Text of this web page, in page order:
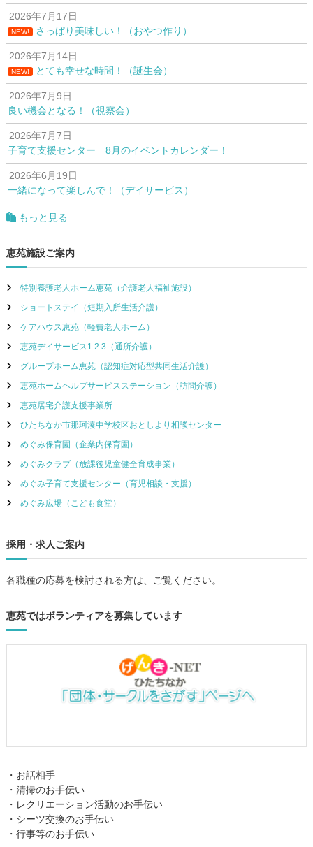
2026年7月17日
NEW! さっぱり美味しい！（おやつ作り）
2026年7月14日
NEW! とても幸せな時間！（誕生会）
2026年7月9日
良い機会となる！（視察会）
2026年7月7日
子育て支援センター 8月のイベントカレンダー！
2026年6月19日
一緒になって楽しんで！（デイサービス）
もっと見る
恵苑施設ご案内
特別養護老人ホーム恵苑（介護老人福祉施設）
ショートステイ（短期入所生活介護）
ケアハウス恵苑（軽費老人ホーム）
恵苑デイサービス1.2.3（通所介護）
グループホーム恵苑（認知症対応型共同生活介護）
恵苑ホームヘルプサービスステーション（訪問介護）
恵苑居宅介護支援事業所
ひたちなか市那珂湊中学校区おとしより相談センター
めぐみ保育園（企業内保育園）
めぐみクラブ（放課後児童健全育成事業）
めぐみ子育て支援センター（育児相談・支援）
めぐみ広場（こども食堂）
採用・求人ご案内
各職種の応募を検討される方は、ご覧ください。
恵苑ではボランティアを募集しています
・お話相手
・清掃のお手伝い
・レクリエーション活動のお手伝い
・シーツ交換のお手伝い
・行事等のお手伝い